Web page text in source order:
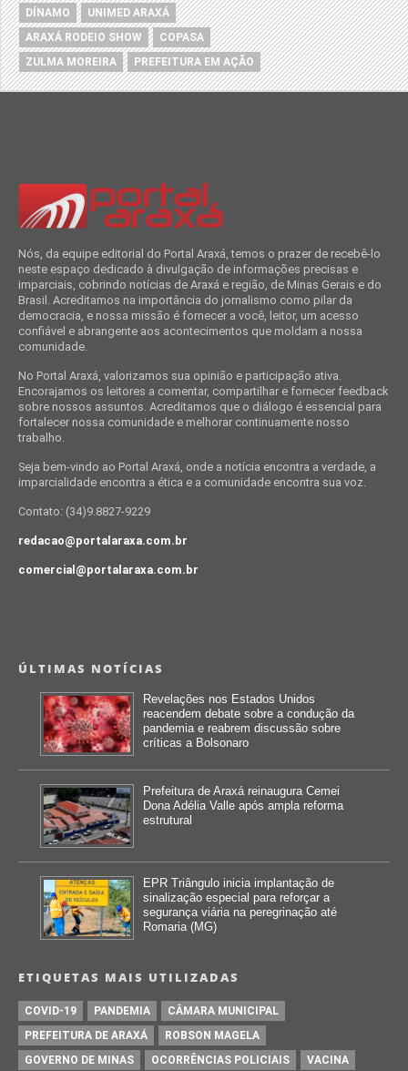
DÍNAMO
UNIMED ARAXÁ
ARAXÁ RODEIO SHOW
COPASA
ZULMA MOREIRA
PREFEITURA EM AÇÃO
Nós, da equipe editorial do Portal Araxá, temos o prazer de recebê-lo
neste espaço dedicado à divulgação de informações precisas e
imparciais, cobrindo notícias de Araxá e região, de Minas Gerais e do
Brasil. Acreditamos na importância do jornalismo como pilar da
democracia, e nossa missão é fornecer a você, leitor, um acesso
confiável e abrangente aos acontecimentos que moldam a nossa
comunidade.
No Portal Araxá, valorizamos sua opinião e participação ativa.
Encorajamos os leitores a comentar, compartilhar e fornecer feedback
sobre nossos assuntos. Acreditamos que o diálogo é essencial para
fortalecer nossa comunidade e melhorar continuamente nosso
trabalho.
Seja bem-vindo ao Portal Araxá, onde a notícia encontra a verdade, a
imparcialidade encontra a ética e a comunidade encontra sua voz.
Contato: (34)9.8827-9229
redacao@portalaraxa.com.br
comercial@portalaraxa.com.br
ÚLTIMAS NOTÍCIAS
Revelações nos Estados Unidos
reacendem debate sobre a condução da
pandemia e reabrem discussão sobre
críticas a Bolsonaro
Prefeitura de Araxá reinaugura Cemei
Dona Adélia Valle após ampla reforma
estrutural
EPR Triângulo inicia implantação de
sinalização especial para reforçar a
segurança viária na peregrinação até
Romaria (MG)
ETIQUETAS MAIS UTILIZADAS
COVID-19 PANDEMIA
CÂMARA MUNICIPAL
PREFEITURA DE ARAXÁ
ROBSON MAGELA
GOVERNO DE MINAS
OCORRÊNCIAS POLICIAIS VACINA